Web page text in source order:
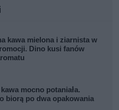
kawa mielona i ziarnista w
Dino kusi fanów
mocno potaniała.
biorą po dwa opakowania